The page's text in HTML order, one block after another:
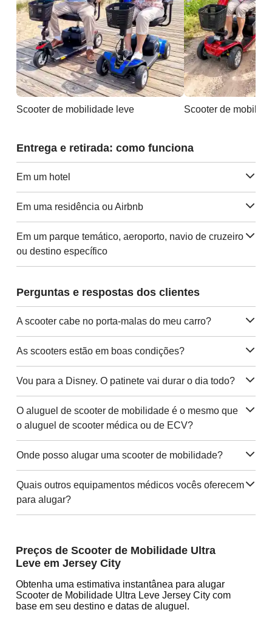
Scooter de mobilidade leve
Entrega e retirada: como funciona
Em um hotel
Em uma residência ou Airbnb
Em um parque temático, aeroporto, navio de cruzeiro
ou destino específico
Perguntas e respostas dos clientes
A scooter cabe no porta-malas do meu carro?
As scooters estão em boas condições?
Vou para a Disney. O patinete vai durar o dia todo?
O aluguel de scooter de mobilidade é o mesmo que
o aluguel de scooter médica ou de ECV?
Onde posso alugar uma scooter de mobilidade?
Quais outros equipamentos médicos vocês oferecem
para alugar?
Preços de Scooter de Mobilidade Ultra
Leve em Jersey City
Obtenha uma estimativa instantânea para alugar
Scooter de Mobilidade Ultra Leve Jersey City com
base em seu destino e datas de aluguel.